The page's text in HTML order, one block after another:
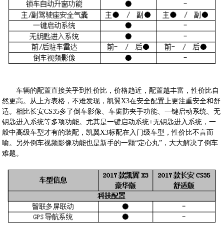
车辆的配置直接关乎到性价比，价格趋近，配置越丰富，性价比自
然更高。从上方表格，不难发现，凯翼X3在安全配置上更注重安全和舒
适。相比长安CS35多了倒车影像、车窗防夹手功能、一键启动系统、无
钥匙进入系统等多项功能。尤其是一键启动系统+无钥匙进入系统，一
般中高级车型才有的装配，凯翼X3标配在入门级车型，性价比不言而
喻。另外倒车视频影像功能也是新手的一颗“定心丸”，大大解决了倒车
难题。